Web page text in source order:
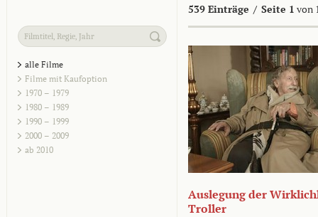
539 Einträge / Seite 1 von
alle Filme
Filme mit Kaufoption
1970 – 1979
1980 – 1989
1990 – 1999
2000 – 2009
ab 2010
Auslegung der
Troller